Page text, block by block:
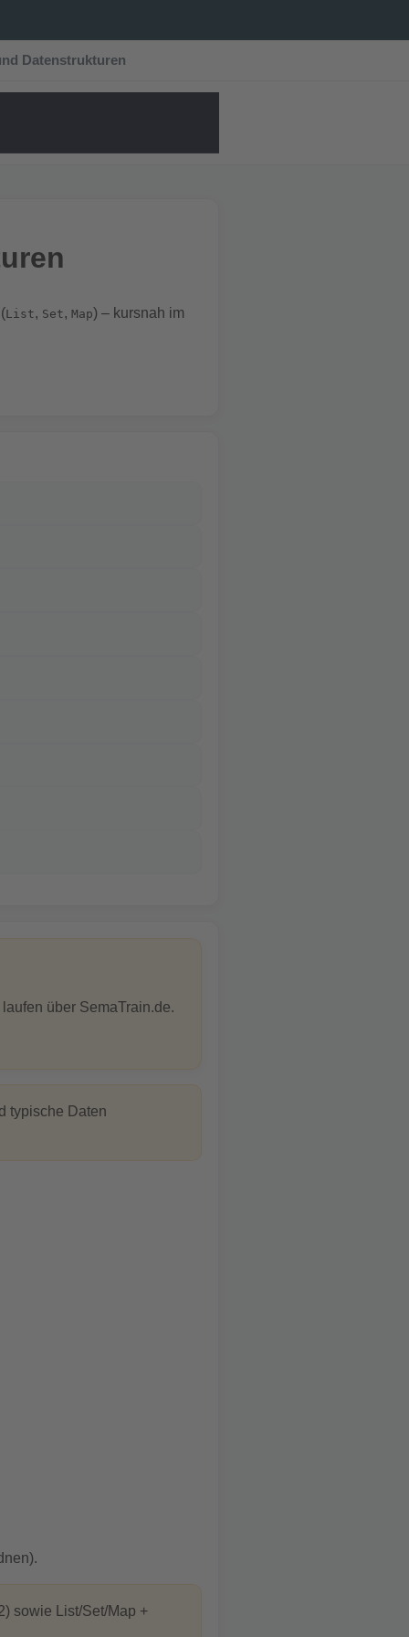
Datenstrukturen
List, Set, Map) – kursnah im
über SemaTrain.de.
typische Daten
sowie List/Set/Map +